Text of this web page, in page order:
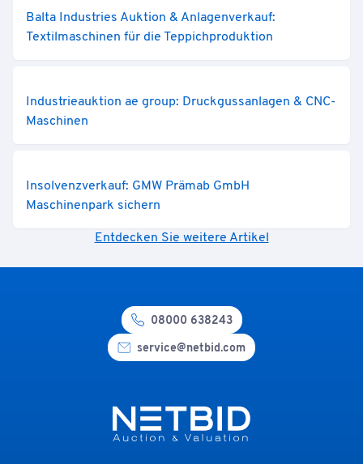
Balta Industries Auktion & Anlagenverkauf:
Textilmaschinen für die Teppichproduktion
Industrieauktion ae group: Druckgussanlagen & CNC-
Maschinen
Insolvenzverkauf: GMW Prämab GmbH
Maschinenpark sichern
Entdecken Sie weitere Artikel
08000 638243
service@netbid.com